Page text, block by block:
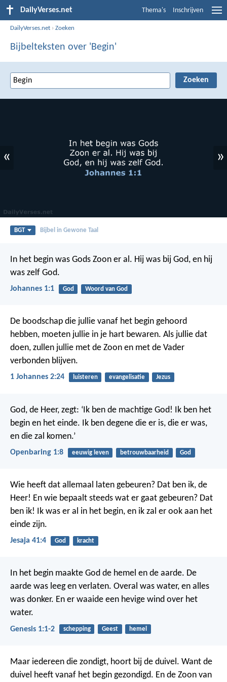
DailyVerses.net Thema's Inschrijven
DailyVerses.net ›Zoeken
Bijbelteksten over 'Begin'
« »
BGT Bijbel in Gewone Taal
In het begin was Gods Zoon er al. Hij was bij God, en hij
was zelf God.
Johannes 1:1 God Woord van God
De boodschap die jullie vanaf het begin gehoord
hebben, moeten jullie in je hart bewaren. Als jullie dat
doen, zullen jullie met de Zoon en met de Vader
verbonden blijven.
1 Johannes 2:24 luisteren evangelisatie Jezus
God, de Heer, zegt: ‘Ik ben de machtige God! Ik ben het
begin en het einde. Ik ben degene die er is, die er was,
en die zal komen.’
Openbaring 1:8 eeuwig leven betrouwbaarheid God
Wie heeft dat allemaal laten gebeuren? Dat ben ik, de
Heer! En wie bepaalt steeds wat er gaat gebeuren? Dat
ben ik! Ik was er al in het begin, en ik zal er ook aan het
einde zijn.
Jesaja 41:4 God kracht
In het begin maakte God de hemel en de aarde. De
aarde was leeg en verlaten. Overal was water, en alles
was donker. En er waaide een hevige wind over het
water.
Genesis 1:1-2 schepping Geest hemel
Maar iedereen die zondigt, hoort bij de duivel. Want de
duivel heeft vanaf het begin gezondigd. En de Zoon van